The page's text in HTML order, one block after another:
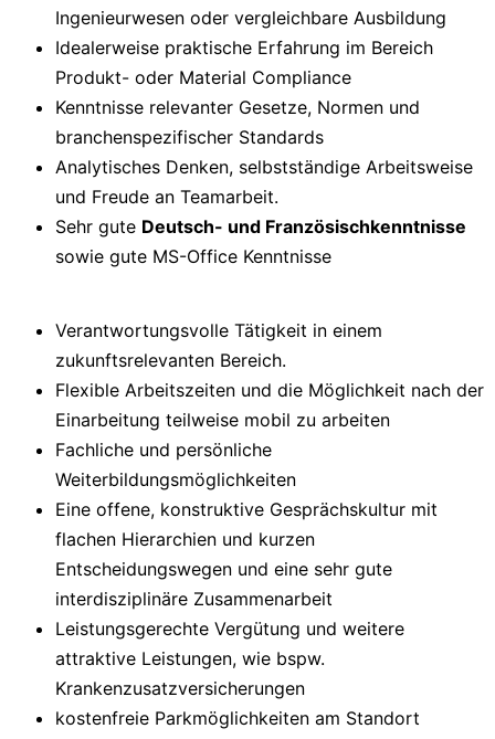
Ingenieurwesen oder vergleichbare Ausbildung
Idealerweise praktische Erfahrung im Bereich
Produkt- oder Material Compliance
Kenntnisse relevanter Gesetze, Normen und
branchenspezifischer Standards
Analytisches Denken, selbstständige Arbeitsweise
und Freude an Teamarbeit.
Sehr gute Deutsch- und Französischkenntnisse
sowie gute MS-Office Kenntnisse
Verantwortungsvolle Tätigkeit in einem
zukunftsrelevanten Bereich.
Flexible Arbeitszeiten und die Möglichkeit nach der
Einarbeitung teilweise mobil zu arbeiten
Fachliche und persönliche
Weiterbildungsmöglichkeiten
Eine offene, konstruktive Gesprächskultur mit
flachen Hierarchien und kurzen
Entscheidungswegen und eine sehr gute
interdisziplinäre Zusammenarbeit
Leistungsgerechte Vergütung und weitere
attraktive Leistungen, wie bspw.
Krankenzusatzversicherungen
kostenfreie Parkmöglichkeiten am Standort